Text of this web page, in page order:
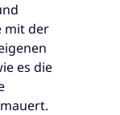
mit der
es die